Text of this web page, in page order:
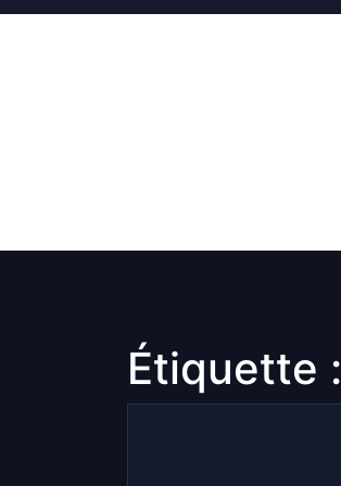
Skip
Étiquette :